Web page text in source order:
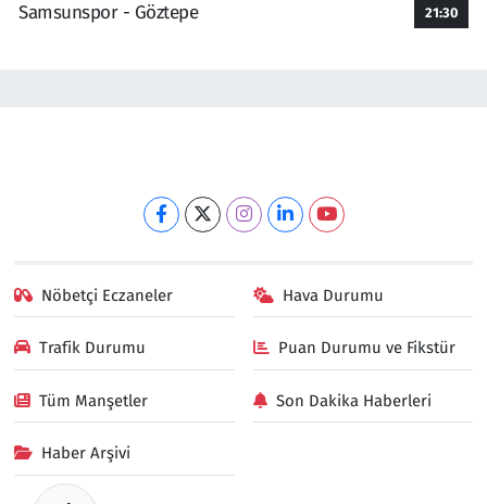
Samsunspor - Göztepe
21:30
Nöbetçi Eczaneler Hava Durumu
Trafik Durumu Puan Durumu ve Fikstür
Tüm Manşetler Son Dakika Haberleri
Haber Arşivi